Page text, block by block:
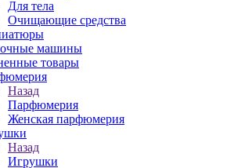
Для тела
Очищающие средства
машины
товары
Назад
Парфюмерия
Женская парфюмерия
Назад
Игрушки